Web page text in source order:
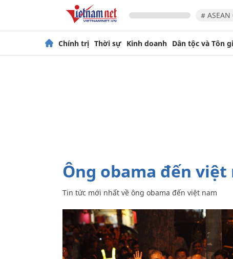
# ASEAN
Chính trị Thời sự Kinh doanh Dân tộc và Tôn
ông obama đến việt
Tin tức mới nhất về ông obama đến việt nam